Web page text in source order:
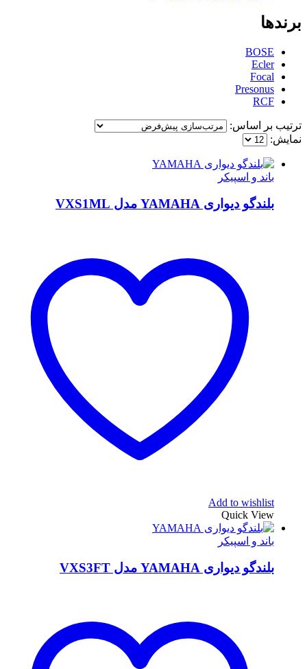
برندها
BOSE
Ecler
Focal
Presonus
RCF
ترتیب بر اساس:
نمایش:
باند و اسپیکر
بلندگو دیواری YAMAHA مدل VXS1ML
Add to wishlist
Quick View
باند و اسپیکر
بلندگو دیواری YAMAHA مدل VXS3FT